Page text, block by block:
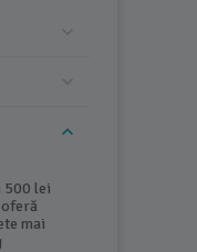
500 lei
oferă
mai